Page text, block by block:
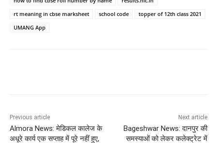
rt meaning in cbse marksheet
school code
topper of 12th class 2021
UMANG App
Previous article
Almora News: मेडिकल कालेज के
अधूरे कार्य एक सप्ताह में पूरे नहीं हुए,
Next article
Bageshwar News: दानपुर की
समस्याओं को लेकर कलेक्ट्रेट में